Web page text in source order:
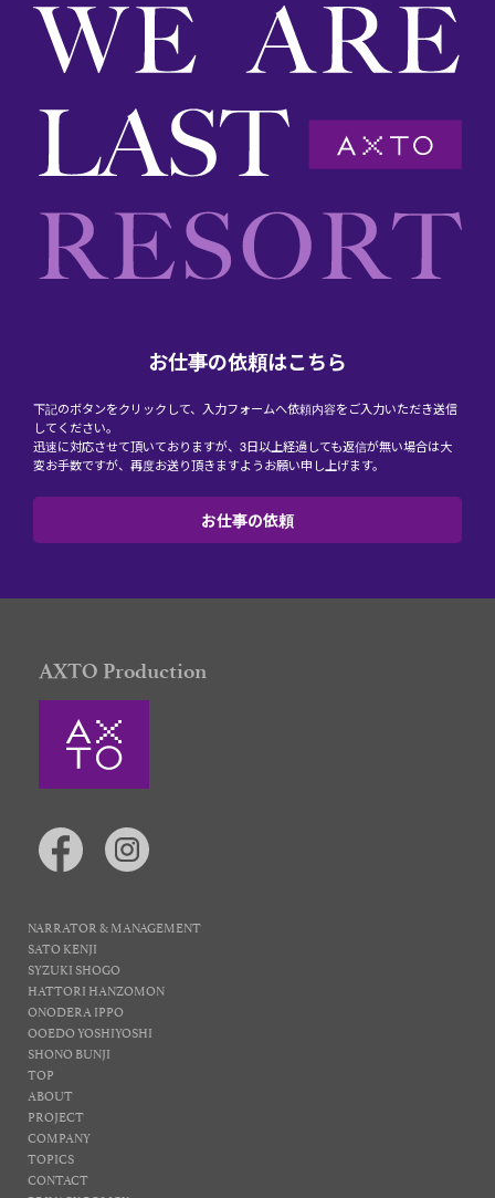
お仕事の依頼はこちら
下記のボタンをクリックして、入力フォームへ依頼内容をご入力いただき送信
してください。
迅速に対応させて頂いておりますが、3日以上経過しても返信が無い場合は大
変お手数ですが、再度お送り頂きますようお願い申し上げます。
お仕事の依頼
AXTO Production
NARRATOR & MANAGEMENT
SATO KENJI
SYZUKI SHOGO
HATTORI HANZOMON
ONODERA IPPO
OOEDO YOSHIYOSHI
SHONO BUNJI
TOP
ABOUT
PROJECT
COMPANY
TOPICS
CONTACT